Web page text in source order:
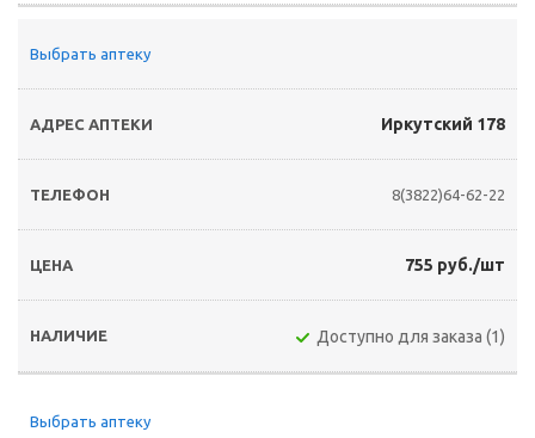
Выбрать аптеку
Иркутский 178
8(3822)64-62-22
755 руб./шт
Доступно для заказа (1)
Выбрать аптеку